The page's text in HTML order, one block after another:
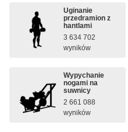
Uginanie
przedramion z
hantlami
3 634 702
wyników
Wypychanie
nogami na
suwnicy
2 661 088
wyników